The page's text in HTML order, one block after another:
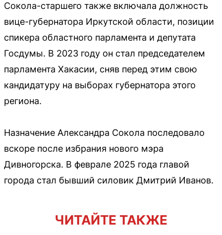
Сокола-старшего также включала должность
вице-губернатора Иркутской области, позиции
спикера областного парламента и депутата
Госдумы. В 2023 году он стал председателем
парламента Хакасии, сняв перед этим свою
кандидатуру на выборах губернатора этого
региона.
Назначение Александра Сокола последовало
вскоре после избрания нового мэра
Дивногорска. В феврале 2025 года главой
города стал бывший силовик Дмитрий Иванов.
ЧИТАЙТЕ ТАКЖЕ